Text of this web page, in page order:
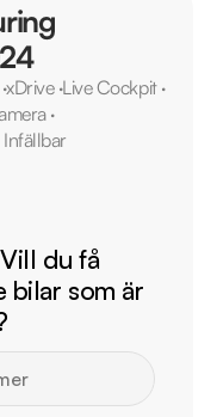
xDrive·Live Cockpit·
·
du få
bilar som är